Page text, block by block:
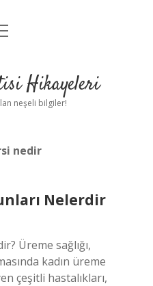
Hikayeleri
neşeli bilgiler!
nedir
Nelerdir
Üreme sağlığı,
kadın üreme
çeşitli hastalıkları,